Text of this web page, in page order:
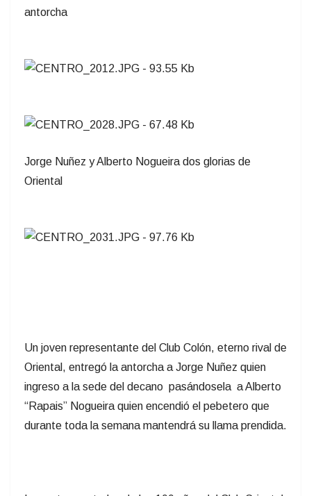
antorcha
Jorge Nuñez y Alberto Nogueira dos glorias de
Oriental
Un joven representante del Club Colón, eterno rival de
Oriental, entregó la antorcha a Jorge Nuñez quien
ingreso a la sede del decano pasándosela a Alberto
“Rapais” Nogueira quien encendió el pebetero que
durante toda la semana mantendrá su llama prendida.